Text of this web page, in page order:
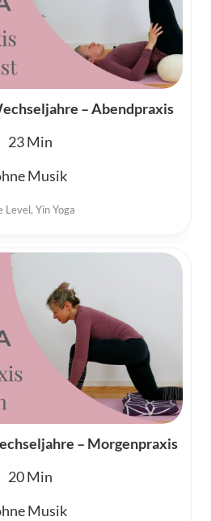
– Abendpraxis
23
Musik
Level, Yin Yoga
– Morgenpraxis
20
Musik